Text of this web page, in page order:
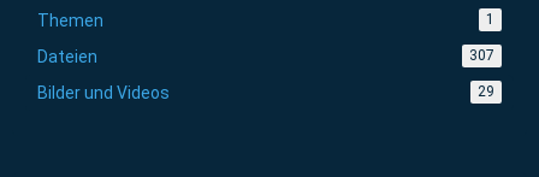
Themen 1
Dateien 307
Bilder und Videos 29